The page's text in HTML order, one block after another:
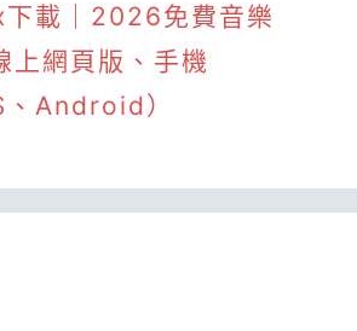
載｜2026免費音樂
上網頁版、手機
Android）